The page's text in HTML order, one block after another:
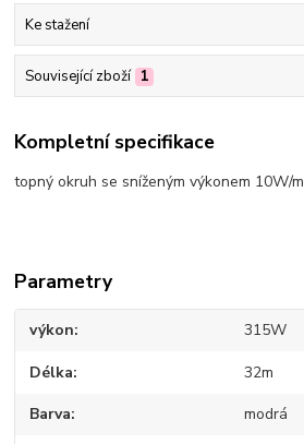
Ke stažení
Související zboží 1
Kompletní specifikace
topný okruh se sníženým výkonem 10W/m
Parametry
výkon 315W
Délka 32m
Barva modrá